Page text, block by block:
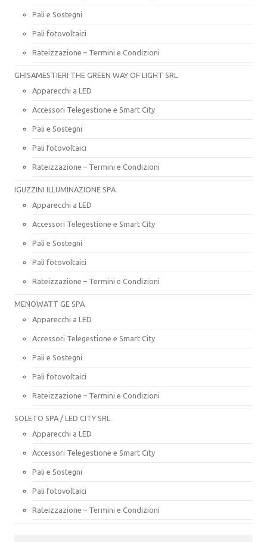
Pali e Sostegni
Pali fotovoltaici
Rateizzazione – Termini e Condizioni
GHISAMESTIERI THE GREEN WAY OF LIGHT SRL
Apparecchi a LED
Accessori Telegestione e Smart City
Pali e Sostegni
Pali fotovoltaici
Rateizzazione – Termini e Condizioni
IGUZZINI ILLUMINAZIONE SPA
Apparecchi a LED
Accessori Telegestione e Smart City
Pali e Sostegni
Pali fotovoltaici
Rateizzazione – Termini e Condizioni
MENOWATT GE SPA
Apparecchi a LED
Accessori Telegestione e Smart City
Pali e Sostegni
Pali fotovoltaici
Rateizzazione – Termini e Condizioni
SOLETO SPA / LED CITY SRL
Apparecchi a LED
Accessori Telegestione e Smart City
Pali e Sostegni
Pali fotovoltaici
Rateizzazione – Termini e Condizioni